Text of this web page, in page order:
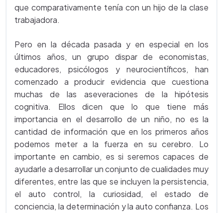
que comparativamente tenía con un hijo de la clase
trabajadora.
Pero en la década pasada y en especial en los
últimos años, un grupo dispar de economistas,
educadores, psicólogos y neurocientíficos, han
comenzado a producir evidencia que cuestiona
muchas de las aseveraciones de la hipótesis
cognitiva. Ellos dicen que lo que tiene más
importancia en el desarrollo de un niño, no es la
cantidad de información que en los primeros años
podemos meter a la fuerza en su cerebro. Lo
importante en cambio, es si seremos capaces de
ayudarle a desarrollar un conjunto de cualidades muy
diferentes, entre las que se incluyen la persistencia,
el auto control, la curiosidad, el estado de
conciencia, la determinación y la auto confianza. Los